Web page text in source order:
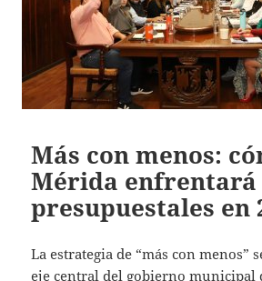
Más con menos:
Mérida enfrentará
presupuestales en
La estrategia de “más con menos”
eje central del gobierno municipal